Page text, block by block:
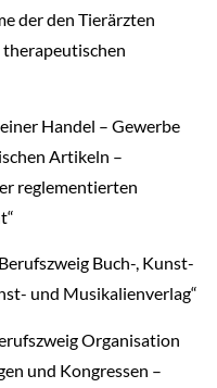
der den Tierärzten
Handel – Gewerbe
Artikeln –
reglementierten
Buch-, Kunst-
und Musikalienverlag“
Organisation
und Kongressen –